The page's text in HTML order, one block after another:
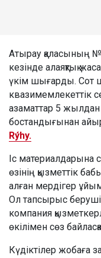
Атырау қаласының
кезінде алаяқтық
үкім шығарды. Сот
квазимемлекеттік
азаматтар 5
бостандығынан
Rýhy.
Іс материалдарына
өзінің қызметтік
алған мердігер
Ол тапсырыс
компания
өкілімен сөз
Күдіктілер жобаға